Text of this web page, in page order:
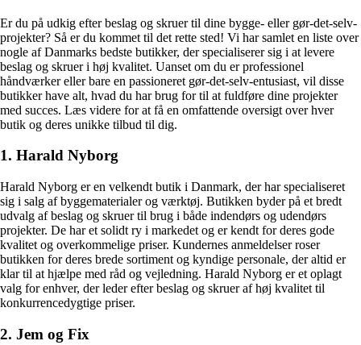
Er du på udkig efter beslag og skruer til dine bygge- eller gør-det-selv-
projekter? Så er du kommet til det rette sted! Vi har samlet en liste over
nogle af Danmarks bedste butikker, der specialiserer sig i at levere
beslag og skruer i høj kvalitet. Uanset om du er professionel
håndværker eller bare en passioneret gør-det-selv-entusiast, vil disse
butikker have alt, hvad du har brug for til at fuldføre dine projekter
med succes. Læs videre for at få en omfattende oversigt over hver
butik og deres unikke tilbud til dig.
1. Harald Nyborg
Harald Nyborg er en velkendt butik i Danmark, der har specialiseret
sig i salg af byggematerialer og værktøj. Butikken byder på et bredt
udvalg af beslag og skruer til brug i både indendørs og udendørs
projekter. De har et solidt ry i markedet og er kendt for deres gode
kvalitet og overkommelige priser. Kundernes anmeldelser roser
butikken for deres brede sortiment og kyndige personale, der altid er
klar til at hjælpe med råd og vejledning. Harald Nyborg er et oplagt
valg for enhver, der leder efter beslag og skruer af høj kvalitet til
konkurrencedygtige priser.
2. Jem og Fix